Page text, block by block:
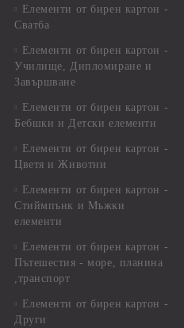
Елементи от бирен картон -
Сватба
Елементи от бирен картон -
Училище, Дипломиране и
Завършване
Елементи от бирен картон -
Бебшки и Детски елементи
Елементи от бирен картон -
Цветя и Животни
Елементи от бирен картон -
Стиймпънк и Мъжки
елементи
Елементи от бирен картон -
Пътешестия - море, планина
,транспорт
Елементи от бирен картон -
Други